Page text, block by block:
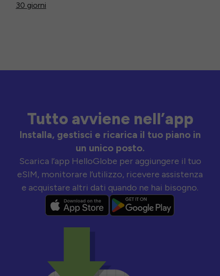
30 giorni
Tutto avviene nell’app
Installa, gestisci e ricarica il tuo piano in
un unico posto.
Scarica l’app HelloGlobe per aggiungere il tuo
eSIM, monitorare l’utilizzo, ricevere assistenza
e acquistare altri dati quando ne hai bisogno.